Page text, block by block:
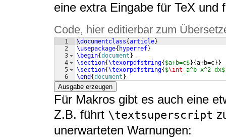
eine extra Eingabe für TeX und
Code, hier editierbar zum
1
2
3
4
5
6
\documentclass{article}
\usepackage{ hyperref}
\begin{document }
\section{\texorpdfstring{ $a+b=c$}{a+b=c}}
\section{\texorpdfstring{ $\int _a^b x^2 dx$
\end {document }
Ausgabe erzeugen
Für Makros gibt es auch eine
Z.B. führt \textsuperscript
unerwarteten Warnungen: